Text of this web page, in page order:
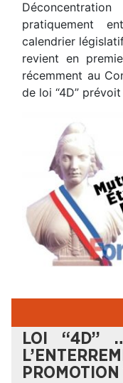
pratiquement
calendrier
revient en
récemment au
de loi “4D”
LOI “4D”
PROMOTION